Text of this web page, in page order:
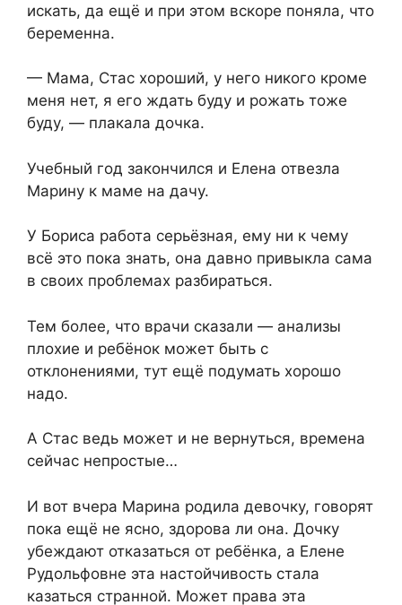
искать, да ещё и при этом вскоре поняла, что
беременна.
— Мама, Стас хороший, у него никого кроме
меня нет, я его ждать буду и рожать тоже
буду, — плакала дочка.
Учебный год закончился и Елена отвезла
Марину к маме на дачу.
У Бориса работа серьёзная, ему ни к чему
всё это пока знать, она давно привыкла сама
в своих проблемах разбираться.
Тем более, что врачи сказали — анализы
плохие и ребёнок может быть с
отклонениями, тут ещё подумать хорошо
надо.
А Стас ведь может и не вернуться, времена
сейчас непростые…
И вот вчера Марина родила девочку, говорят
пока ещё не ясно, здорова ли она. Дочку
убеждают отказаться от ребёнка, а Елене
Рудольфовне эта настойчивость стала
казаться странной. Может права эта